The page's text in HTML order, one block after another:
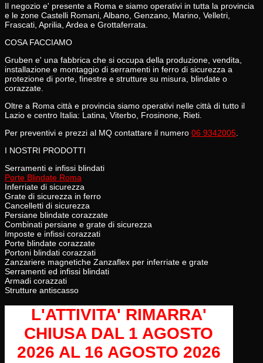
Il negozio e' presente a Roma e siamo operativi in tutta la provincia
e le zone Castelli Romani, Albano, Genzano, Marino, Velletri,
Frascati, Aprilia, Ardea e Grottaferrata.
COSA FACCIAMO
Gruben e' una fabbrica che si occupa della produzione, vendita,
installazione e montaggio di serramenti in ferro di sicurezza a
protezione di porte, finestre e strutture su misura, blindate o
corazzate.
Oltre a Roma città e provincia siamo operativi nelle città di tutto il
Lazio e centro Italia: Latina, Viterbo, Frosinone, Rieti.
Per preventivi e prezzi al MQ contattare il numero 06 9342005
I NOSTRI PRODOTTI
Serramenti e infissi blindati
Porte Blindate Roma
Inferriate di sicurezza
Grate di sicurezza in ferro
Cancelletti di sicurezza
Persiane blindate corazzate
Combinati persiane e grate di sicurezza
Imposte e infissi corazzati
Porte blindate corazzate
Portoni blindati corazzati
Zanzariere magnetiche Zanzaflex per inferriate e grate
Serramenti ed infissi blindati
Armadi corazzati
Strutture antiscasso
L'ATTIVITA' RIMARRA'
CHIUSA DAL 1 AGOSTO
2026 AL 16 AGOSTO 2026